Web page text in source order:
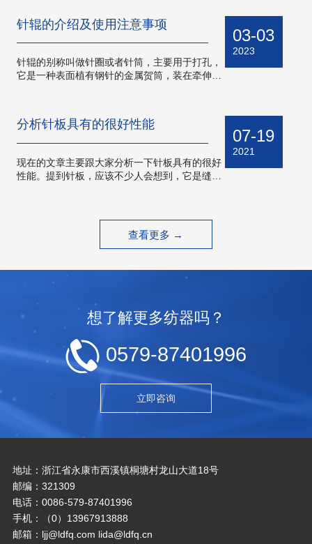
针辊的介绍及使用注意事项
针辊的别称叫做针圈或者针筒，主要用于打孔，
它是一种表面植有钢针的金属贺筒，装在牵伸区
在绢妨和毛纺的粗沙机、粗梳毛纺细纱机和涓纺
细沙机上，针辊作用力小，分梳缓和、细致，
对…
03-03
2023
分析针板具有的很好性能
现在的文章主要跟大家分析一下针板具有的很好
性能。提到针板，应该不少人会想到，它是缝纫
的都是拿到外面的店铺里面去修一下或者直接…
07-19
2021
查看更多 →
想了解更多纺器吗？
0579-87401996
立即咨询
地址：浙江省永康市西溪镇桐塘村龙山大道18号
邮编：321309
电话：0086-579-87401996
手机：（0）13967913888
邮箱：ljj@ldfq.com lida@ldfq.cn